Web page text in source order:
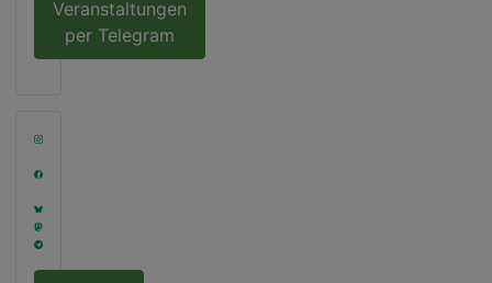
Veranstaltungen
per Telegram